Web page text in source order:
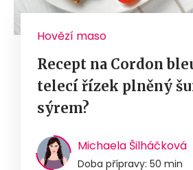
Hovězí maso
Recept na Cordon
telecí řízek plněný
sýrem?
Michaela Šilháčková
Doba přípravy: 50 min